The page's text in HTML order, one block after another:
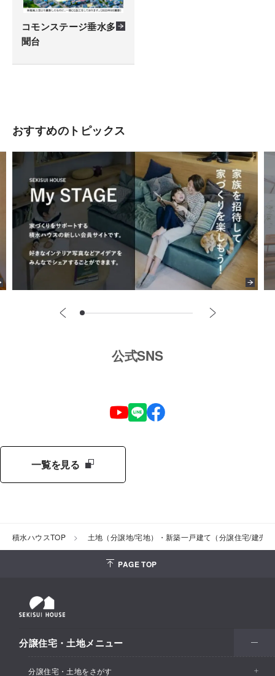
コモンステージ垂水多
聞台
おすすめのトピックス
公式SNS
一覧を見る
積水ハウスTOP 土地（分譲地/宅地）・新築一戸建て（分譲住宅/建売
PAGE TOP
分譲住宅・土地メニュー
分譲住宅・土地をさがす